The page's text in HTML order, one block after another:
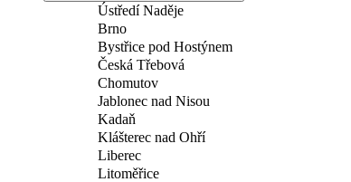
Ústředí Naděje
Brno
Bystřice pod Hostýnem
Česká Třebová
Chomutov
Jablonec nad Nisou
Kadaň
Klášterec nad Ohří
Liberec
Litoměřice